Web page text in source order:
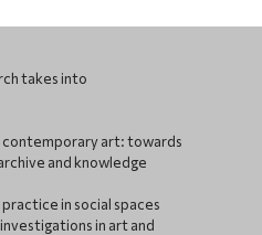
takes into
contemporary art: towards
and knowledge
in social spaces
in art and